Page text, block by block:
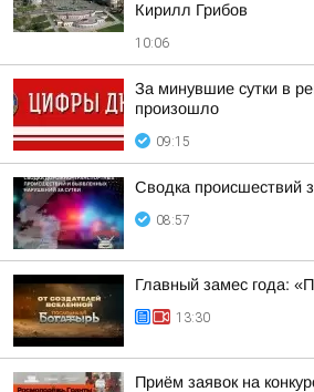
Кирилл Грибов
10:06
За минувшие сутки в
произошло
09:15
Сводка происшествий
08:57
Главный замес года:
13:30
Приём заявок на